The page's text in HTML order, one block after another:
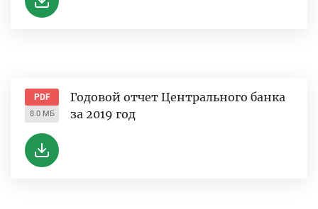
PDF
8.0 МБ
Годовой отчет Центрального банка
за 2019 год